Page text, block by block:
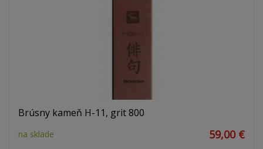
Brúsny kameň H-11, grit 800
na sklade 59,00 €